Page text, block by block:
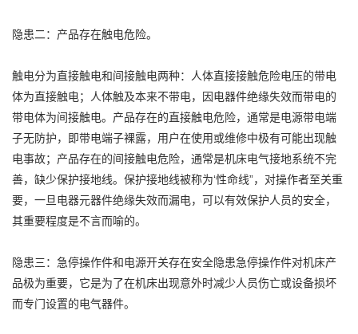
隐患二：产品存在触电危险。
触电分为直接触电和间接触电两种：人体直接接触危险电压的带电
体为直接触电；人体触及本来不带电，因电器件绝缘失效而带电的
带电体为间接触电。产品存在的直接触电危险，通常是电源带电端
子无防护，即带电端子裸露，用户在使用或维修中极有可能出现触
电事故；产品存在的间接触电危险，通常是机床电气接地系统不完
善，缺少保护接地线。保护接地线被称为‘性命线”，对操作者至关重
要，一旦电器元器件绝缘失效而漏电，可以有效保护人员的安全，
其重要程度是不言而喻的。
隐患三：急停操作件和电源开关存在安全隐患急停操作件对机床产
品极为重要，它是为了在机床出现意外时减少人员伤亡或设备损坏
而专门设置的电气器件。